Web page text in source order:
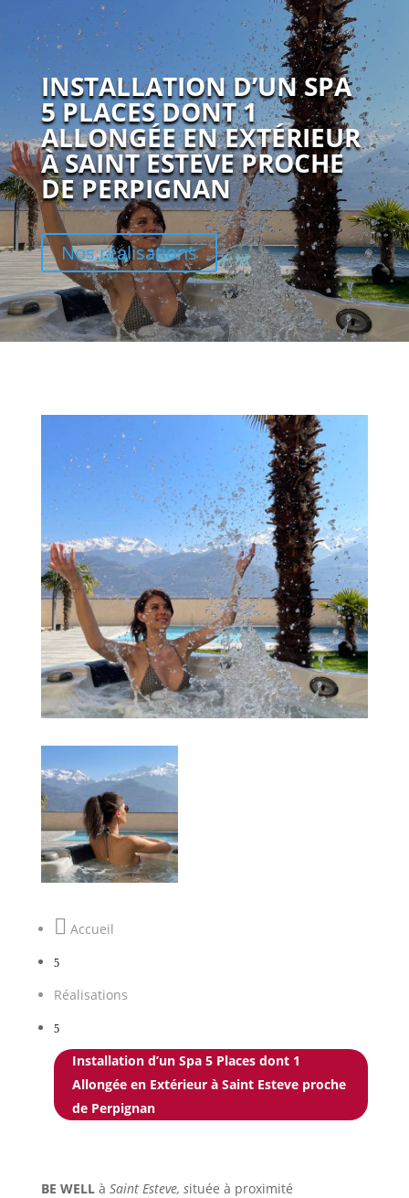
INSTALLATION D’UN SPA
5 PLACES DONT 1
ALLONGÉE EN EXTÉRIEUR
À SAINT ESTEVE PROCHE
DE PERPIGNAN
Nos réalisations
 Accueil
5
Réalisations
5
Installation d’un Spa 5 Places dont 1
Allongée en Extérieur à Saint Esteve proche
de Perpignan
BE WELLà Saint Esteve, située à proximité